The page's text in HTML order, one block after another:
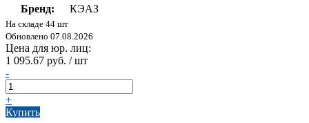
Бренд:
КЭАЗ
На складе 44 шт
Обновлено 07.08.2026
Цена для юр. лиц:
1 095.67 руб. / шт
-
+
Купить